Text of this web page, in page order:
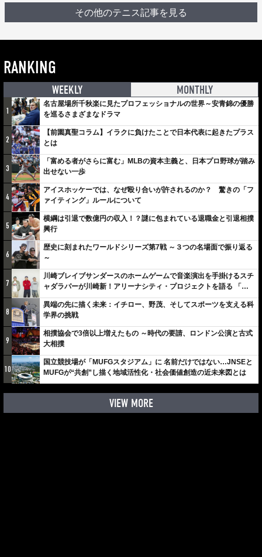
その他のテニス記事を見る
RANKING
WEEKLY MONTHLY
1
名古屋場所千秋楽に見たプロフェッショナルの世界～安青錦の優勝
を巡るさまざまなドラマ
2
【前園真聖コラム】イラクに負けたことで日本代表に起きたプラス
とは
3
「富める者がさらに富む」MLBの資本主義と、日本プロ野球が踏み
出せない一歩
4
アイスホッケーでは、なぜ殴り合いが許されるのか？ 驚きの「フ
ァイティング」ルールについて
5
横綱は引退で数億円の収入！？謎に包まれている退職金と引退相撲
興行
6
歴史に刻まれたワールドシリーズ第7戦 ～３つの名場面で振り返る
～
7
川崎ブレイブサンダースのホームゲームで音楽演出を手掛けるスチ
ャダラパーが川崎新！アリーナシティ・プロジェクトを語る 「楽
しみでしかないでしょ。川崎は、ずっと成長曲線だから」
8
異端の先に描く未来：イチロー、野茂、そしてスポーツを支える科
学界の挑戦
9
相撲協会で3倍以上増えたもの ～時代の要請、ロンドン公演と古式
大相撲
10
国立競技場が「MUFGスタジアム」に 名前だけではない…JNSEと
MUFGが“共創”し描く地域活性化・社会価値創造の近未来図とは
VIEW MORE